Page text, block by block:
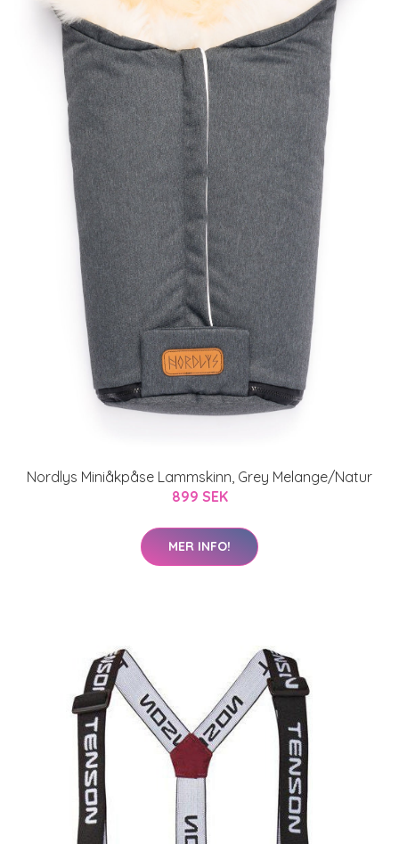
Nordlys Miniåkpåse Lammskinn, Grey Melange/Natur
899 SEK
MER INFO!